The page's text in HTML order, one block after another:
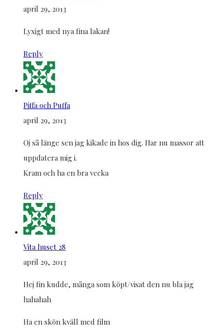
april 29, 2013
Lyxigt med nya fina lakan!
Reply
Piffa och Puffa
april 29, 2013
Oj så länge sen jag kikade in hos dig. Har nu massor att
uppdatera mig i.
Kram och ha en bra vecka
Reply
Vita huset 28
april 29, 2013
Hej fin kudde, många som köpt/visat den nu bla jag
hahahah
Ha en skön kväll med film